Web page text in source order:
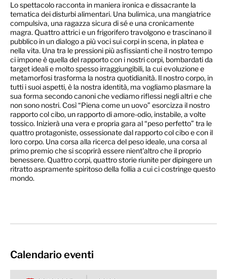
Lo spettacolo racconta in maniera ironica e dissacrante la
tematica dei disturbi alimentari. Una bulimica, una mangiatrice
compulsiva, una ragazza sicura di sé e una cronicamente
magra. Quattro attrici e un frigorifero travolgono e trascinano il
pubblico in un dialogo a più voci sui corpi in scena, in platea e
nella vita. Una tra le pressioni più asfissianti che il nostro tempo
ci impone è quella del rapporto con i nostri corpi, bombardati da
target ideali e molto spesso irraggiungibili, la cui evoluzione e
metamorfosi trasforma la nostra quotidianità. Il nostro corpo, in
tutti i suoi aspetti, è la nostra identità, ma vogliamo plasmare la
sua forma secondo canoni che vediamo riflessi negli altri e che
non sono nostri. Così “Piena come un uovo” esorcizza il nostro
rapporto col cibo, un rapporto di amore-odio, instabile, a volte
tossico. Inizierà una vera e propria gara al “peso perfetto” tra le
quattro protagoniste, ossessionate dal rapporto col cibo e con il
loro corpo. Una corsa alla ricerca del peso ideale, una corsa al
primo premio che si scoprirà essere nient'altro che il proprio
benessere. Quattro corpi, quattro storie riunite per dipingere un
ritratto aspramente spiritoso della follia a cui ci costringe questo
mondo.
Calendario eventi